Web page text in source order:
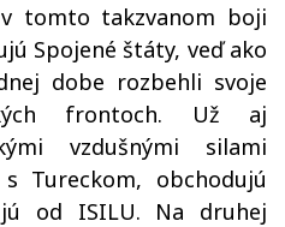
tomto takzvanom boji
Spojené štáty, veď ako
dobe rozbehli svoje
frontoch. Už aj
vzdušnými silami
Tureckom, obchodujú
od ISILU. Na druhej